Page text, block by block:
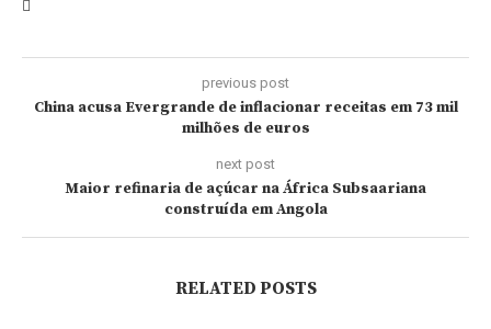
previous post
China acusa Evergrande de inflacionar receitas em 73 mil
milhões de euros
next post
Maior refinaria de açúcar na África Subsaariana
construída em Angola
RELATED POSTS